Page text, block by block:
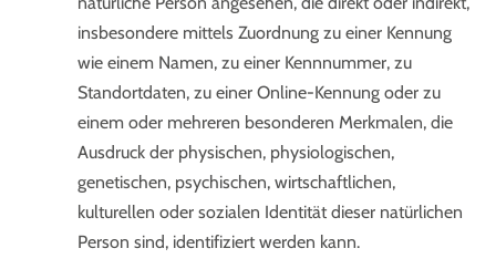
insbesondere mittels Zuordnung zu einer Kennung
wie einem Namen, zu einer Kennnummer, zu
Standortdaten, zu einer Online-Kennung oder zu
einem oder mehreren besonderen Merkmalen, die
Ausdruck der physischen, physiologischen,
genetischen, psychischen, wirtschaftlichen,
kulturellen oder sozialen Identität dieser natürlichen
Person sind, identifiziert werden kann.